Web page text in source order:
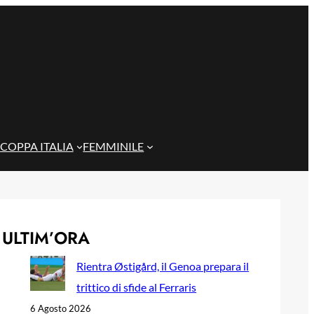
COPPA ITALIA FEMMINILE
ULTIM’ORA
Rientra Østigård, il Genoa prepara il
trittico di sfide al Ferraris
6 Agosto 2026